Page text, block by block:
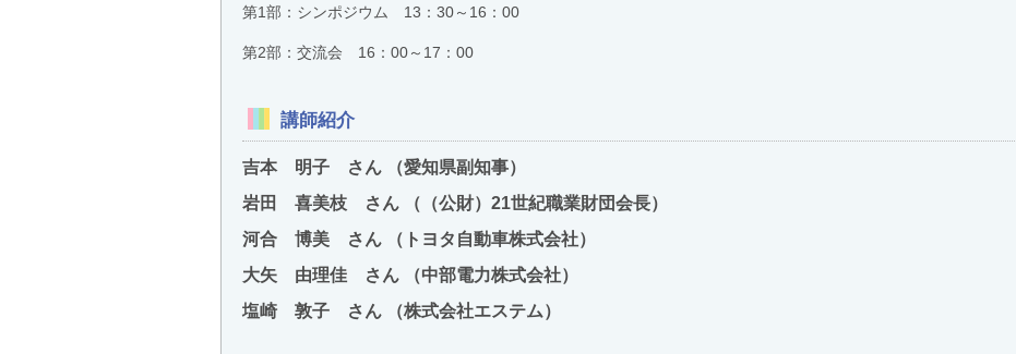
第1部：シンポジウム 13：30～16：00
第2部：交流会 16：00～17：00
講師紹介
吉本 明子 さん （愛知県副知事）
岩田 喜美枝 さん （（公財）21世紀職業財団会長）
河合 博美 さん （トヨタ自動車株式会社）
大矢 由理佳 さん （中部電力株式会社）
塩崎 敦子 さん （株式会社エステム）